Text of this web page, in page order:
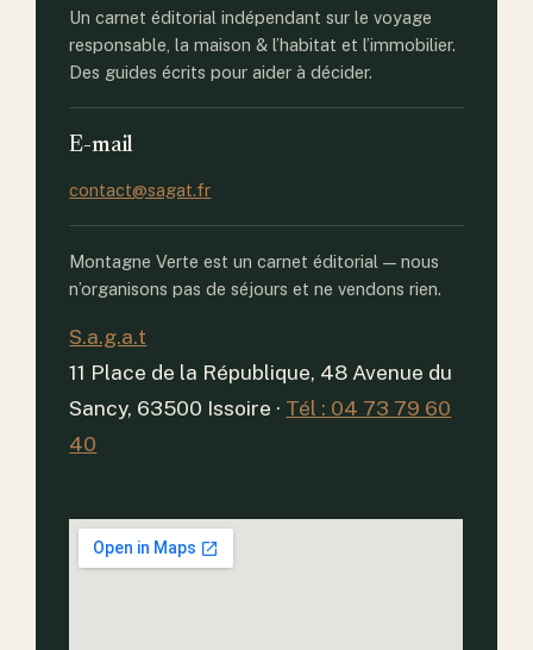
Un carnet éditorial indépendant sur le voyage
responsable, la maison & l’habitat et l’immobilier.
Des guides écrits pour aider à décider.
E-mail
contact@sagat.fr
Montagne Verte est un carnet éditorial — nous
n’organisons pas de séjours et ne vendons rien.
S.a.g.a.t
11 Place de la République, 48 Avenue du
Sancy, 63500 Issoire · Tél : 04 73 79 60
40